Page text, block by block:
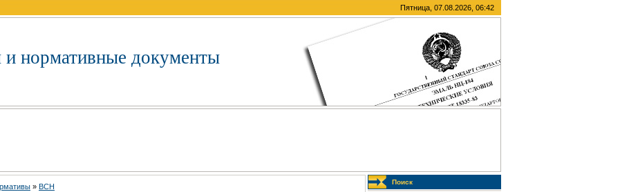
Пятница, 07.08.2026, 06:42
нормативные документы
» BCH
Поиск